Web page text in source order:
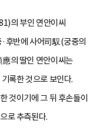
의 부인 연안이씨
후반에 사어司馭(궁중의
의 딸인 연안이씨는
록한 것으로 보인다.
것이기에 그 뒤 후손들이
로 추측된다.